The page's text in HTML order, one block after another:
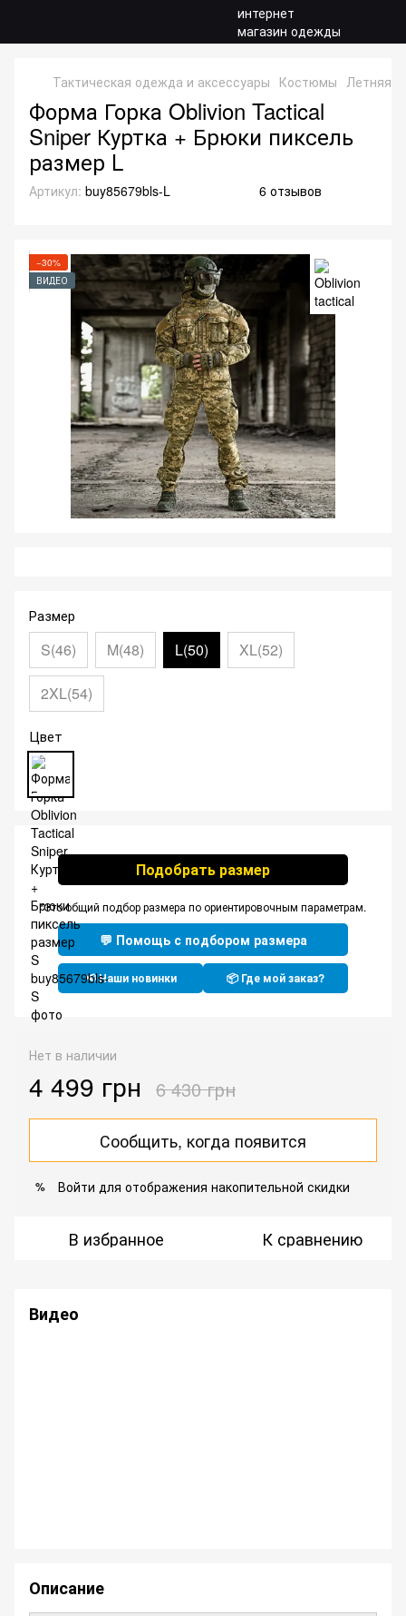
Тактическая одежда и аксессуары Костюмы Летняя
Форма Горка Oblivion Tactical
Sniper Куртка + Брюки пиксель
размер L
Артикул: buy85679bls-L 6 отзывов
−30%
ВИДЕО
Размер
S(46) M(48) L(50) XL(52)
2XL(54)
Цвет
Подобрать размер
*Это общий подбор размера по ориентировочным параметрам.
💬 Помощь с подбором размера
📢 Наши новинки 📦 Где мой заказ?
Нет в наличии
4 499 грн 6 430 грн
Сообщить, когда появится
% Войти для отображения накопительной скидки
В избранное К сравнению
Видео
Описание